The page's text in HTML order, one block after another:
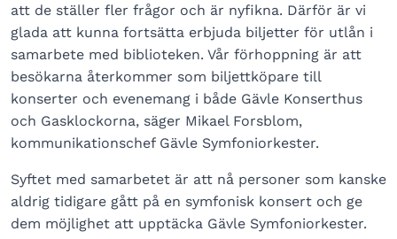
att de ställer fler frågor och är nyfikna. Därför är vi
glada att kunna fortsätta erbjuda biljetter för utlån i
samarbete med biblioteken. Vår förhoppning är att
besökarna återkommer som biljettköpare till
konserter och evenemang i både Gävle Konserthus
och Gasklockorna, säger Mikael Forsblom,
kommunikationschef Gävle Symfoniorkester.
Syftet med samarbetet är att nå personer som kanske
aldrig tidigare gått på en symfonisk konsert och ge
dem möjlighet att upptäcka Gävle Symfoniorkester.